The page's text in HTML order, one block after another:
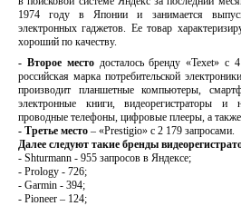
1974 году в Японии и занимается
электронных гаджетов. Ее товар
хороший по качеству.
- Второе местодосталось бренду «Texet» с
российская марка потребительской
производит планшетные компьютеры,
электронные книги, видеорегистраторы и
проводные телефоны, цифровые плееры, а также
- Третье место – «Prestigio» с 2 179 запросами.
Далее следуют такие бренды
- Shturmann - 955 запросов в Яндексе;
- Prology - 726;
- Garmin - 394;
- Pioneer – 124;